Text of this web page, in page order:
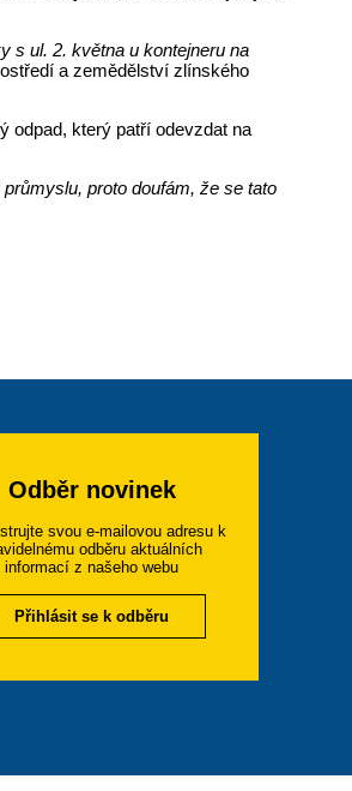
s ul. 2. května u kontejneru na
a zemědělství zlínského
odpad, který patří odevzdat na
proto doufám, že se tato
Odběr novinek
svou e-mailovou adresu k
odběru aktuálních
informací z našeho webu
Přihlásit se k odběru